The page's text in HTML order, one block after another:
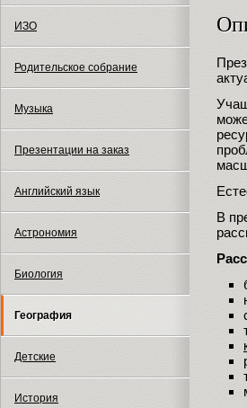
ИЗО
Родительское собрание
Музыка
Презентации на заказ
Английский язык
Астрономия
Биология
География
Детские
История
В